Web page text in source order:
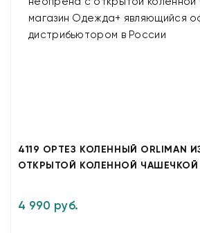
4119 ОРТЕЗ КОЛЕННЫЙ ORLIMAN
ОТКРЫТОЙ КОЛЕННОЙ ЧАШЕЧКОЙ
4 990 руб.